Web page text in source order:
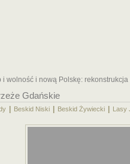
i wolność i nową Polskę:
Gdańskie
Beskid Niski Beskid Żywiecki Lasy